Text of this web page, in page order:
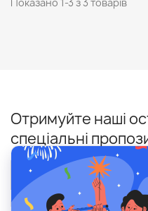
Отримуйте наші
спеціальні
Ви зможете скасувати